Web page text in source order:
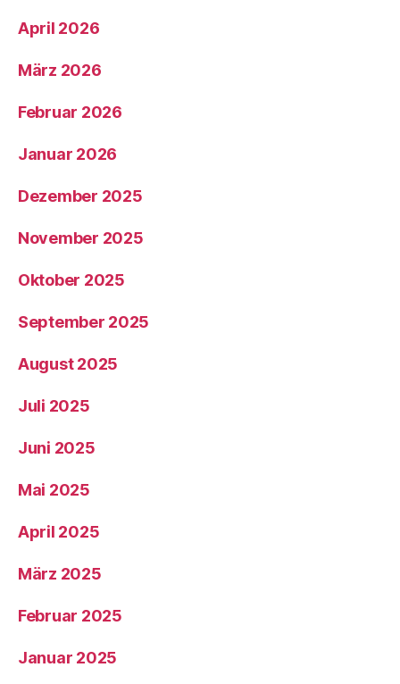
April 2026
März 2026
Februar 2026
Januar 2026
Dezember 2025
November 2025
Oktober 2025
September 2025
August 2025
Juli 2025
Juni 2025
Mai 2025
April 2025
März 2025
Februar 2025
Januar 2025